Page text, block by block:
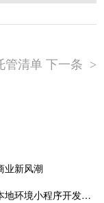
管清单 下一条 >
业新风潮
成都微信小程序开发者调用本地环境小程序开发接口的五大关键步骤